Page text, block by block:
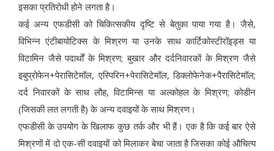
इसका प्रतिरोधी होने लगता है।
कई अन्य एफडीसी को चिकित्सकीय दृष्टि से बेतुका पाया गया है। जैसे,
विभिन्न एंटीबायोटिक्स के मिश्रण या उनके साथ कार्टिकोस्टीरॉइड्स या
विटामिन जैसे पदार्थों के मिश्रण; बुखार और दर्दनिवारकों के मिश्रण जैसे
इबुप्रोफेन+पेरासिटेमॉल, एस्पिरिन+पेरासिटेमॉल, डिक्लोफेनेक+पैरासिटेमॉल;
दर्द निवारकों के साथ लौह, विटामिन्स या अल्कोहल के मिश्रण; कोडीन
(जिसकी लत लगती है) के अन्य दवाइयों के साथ मिश्रण।
एफडीसी के उपयोग के खिलाफ कुछ तर्क और भी हैं। एक है कि कई बार ऐसे
मिश्रणों में दो एक-सी दवाइयों को मिलाकर बेचा जाता है जिसका कोई औचित्य